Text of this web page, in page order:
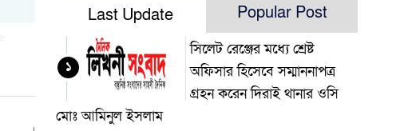
Last Update Popular Post
সিলেট রেঞ্জের মধ্যে শ্রেষ্ট
অফিসার হিসেবে সম্মাননাপত্র
গ্রহন করেন দিরাই থানার ওসি
মোঃ আমিনুল ইসলাম
১